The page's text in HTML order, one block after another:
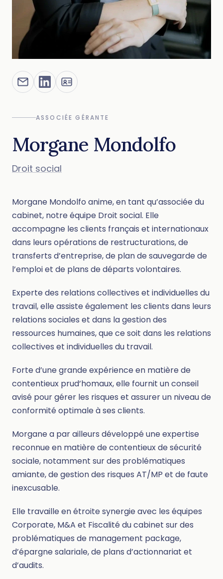
ASSOCIÉE GÉRANTE
Morgane Mondolfo
Droit social
Morgane Mondolfo anime, en tant qu’associée du
cabinet, notre équipe Droit social. Elle
accompagne les clients français et internationaux
dans leurs opérations de restructurations, de
transferts d’entreprise, de plan de sauvegarde de
l’emploi et de plans de départs volontaires.
Experte des relations collectives et individuelles du
travail, elle assiste également les clients dans leurs
relations sociales et dans la gestion des
ressources humaines, que ce soit dans les relations
collectives et individuelles du travail.
Forte d’une grande expérience en matière de
contentieux prud’homaux, elle fournit un conseil
avisé pour gérer les risques et assurer un niveau de
conformité optimale à ses clients.
Morgane a par ailleurs développé une expertise
reconnue en matière de contentieux de sécurité
sociale, notamment sur des problématiques
amiante, de gestion des risques AT/MP et de faute
inexcusable.
Elle travaille en étroite synergie avec les équipes
Corporate, M&A et Fiscalité du cabinet sur des
problématiques de management package,
d’épargne salariale, de plans d’actionnariat et
d’audits.